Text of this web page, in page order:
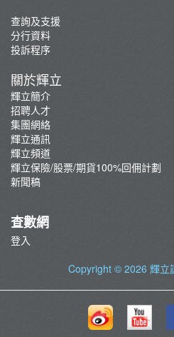
查詢及支援
分行資料
投訴程序
關於輝立
輝立簡介
招聘人才
集團網絡
輝立通訊
輝立頻道
輝立保險/股票/期貨100%回佣計劃
新聞稿
查數網
登入
Copyright © 2026 輝立